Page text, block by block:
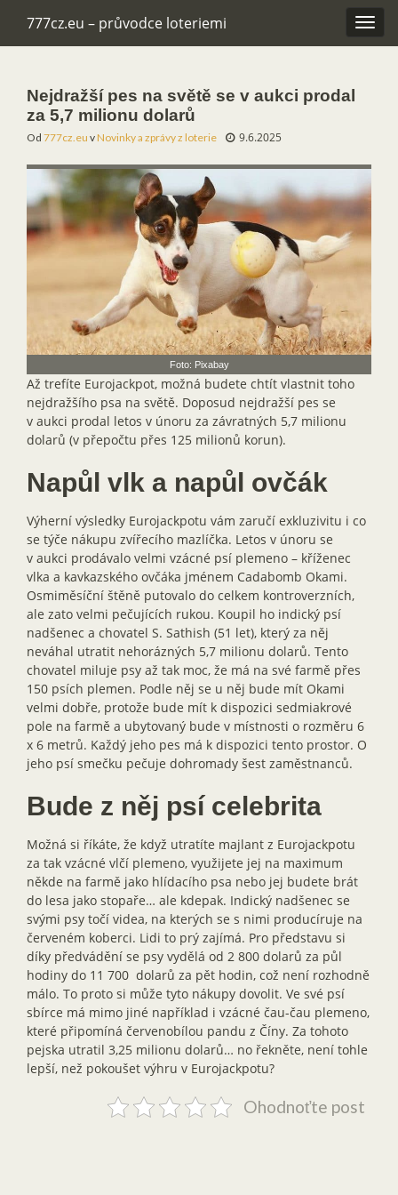
777cz.eu – průvodce loteriemi
Nejdražší pes na světě se v aukci prodal
za 5,7 milionu dolarů
Od 777cz.eu vNovinky a zprávy z loterie 9.6.2025
Foto: Pixabay
Až trefíte Eurojackpot, možná budete chtít vlastnit toho
nejdražšího psa na světě. Doposud nejdražší pes se
v aukci prodal letos v únoru za závratných 5,7 milionu
dolarů (v přepočtu přes 125 milionů korun).
Napůl vlk a napůl ovčák
Výherní výsledky Eurojackpotu vám zaručí exkluzivitu i co
se týče nákupu zvířecího mazlíčka. Letos v únoru se
v aukci prodávalo velmi vzácné psí plemeno – kříženec
vlka a kavkazského ovčáka jménem Cadabomb Okami.
Osmiměsíční štěně putovalo do celkem kontroverzních,
ale zato velmi pečujících rukou. Koupil ho indický psí
nadšenec a chovatel S. Sathish (51 let), který za něj
neváhal utratit nehorázných 5,7 milionu dolarů. Tento
chovatel miluje psy až tak moc, že má na své farmě přes
150 psích plemen. Podle něj se u něj bude mít Okami
velmi dobře, protože bude mít k dispozici sedmiakrové
pole na farmě a ubytovaný bude v místnosti o rozměru 6
x 6 metrů. Každý jeho pes má k dispozici tento prostor. O
jeho psí smečku pečuje dohromady šest zaměstnanců.
Bude z něj psí celebrita
Možná si říkáte, že když utratíte majlant z Eurojackpotu
za tak vzácné vlčí plemeno, využijete jej na maximum
někde na farmě jako hlídacího psa nebo jej budete brát
do lesa jako stopaře… ale kdepak. Indický nadšenec se
svými psy točí videa, na kterých se s nimi producíruje na
červeném koberci. Lidi to prý zajímá. Pro představu si
díky předvádění se psy vydělá od 2 800 dolarů za půl
hodiny do 11 700 dolarů za pět hodin, což není rozhodně
málo. To proto si může tyto nákupy dovolit. Ve své psí
sbírce má mimo jiné například i vzácné čau-čau plemeno,
které připomíná červenobílou pandu z Číny. Za tohoto
pejska utratil 3,25 milionu dolarů… no řekněte, není tohle
lepší, než pokoušet výhru v Eurojackpotu?
Ohodnoťte post